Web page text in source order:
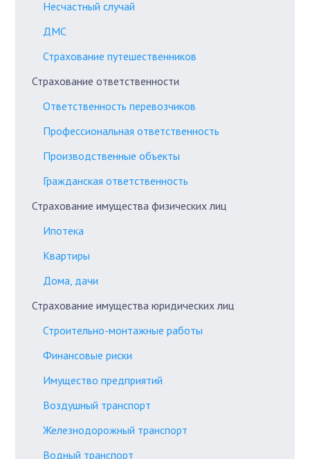
Несчастный случай
ДМС
Страхование путешественников
Страхование ответственности
Ответственность перевозчиков
Профессиональная ответственность
Производственные объекты
Гражданская ответственность
Страхование имущества физических лиц
Ипотека
Квартиры
Дома, дачи
Страхование имущества юридических лиц
Строительно-монтажные работы
Финансовые риски
Имущество предприятий
Воздушный транспорт
Железнодорожный транспорт
Водный транспорт